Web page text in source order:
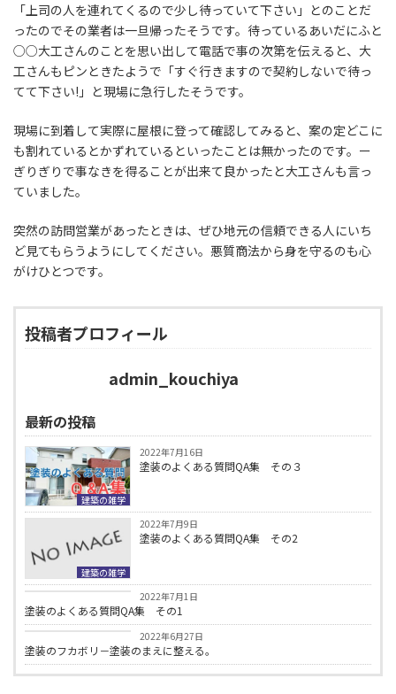
「上司の人を連れてくるので少し待っていて下さい」とのことだ
ったのでその業者は一旦帰ったそうです。待っているあいだにふと
○○大工さんのことを思い出して電話で事の次第を伝えると、大
工さんもピンときたようで「すぐ行きますので契約しないで待っ
てて下さい!」と現場に急行したそうです。
現場に到着して実際に屋根に登って確認してみると、案の定どこに
も割れているとかずれているといったことは無かったのです。ー
ぎりぎりで事なきを得ることが出来て良かったと大工さんも言っ
ていました。
突然の訪問営業があったときは、ぜひ地元の信頼できる人にいち
ど見てもらうようにしてください。悪質商法から身を守るのも心
がけひとつです。
投稿者プロフィール
admin_kouchiya
最新の投稿
建築の雑学
2022年7月16日
塗装のよくある質問QA集 その３
建築の雑学
2022年7月9日
塗装のよくある質問QA集 その2
建築の雑学
2022年7月1日
塗装のよくある質問QA集 その1
建築の雑学
2022年6月27日
塗装のフカボリ－塗装のまえに整える。